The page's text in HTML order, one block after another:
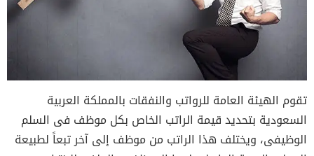
تقوم الهيئة العامة للرواتب والنفقات بالمملكة العربية
السعودية بتحديد قيمة الراتب الخاص بكل موظف فى السلم
الوظيفى، ويختلف هذا الراتب من موظف إلى آخر تبعاً لطبيعة